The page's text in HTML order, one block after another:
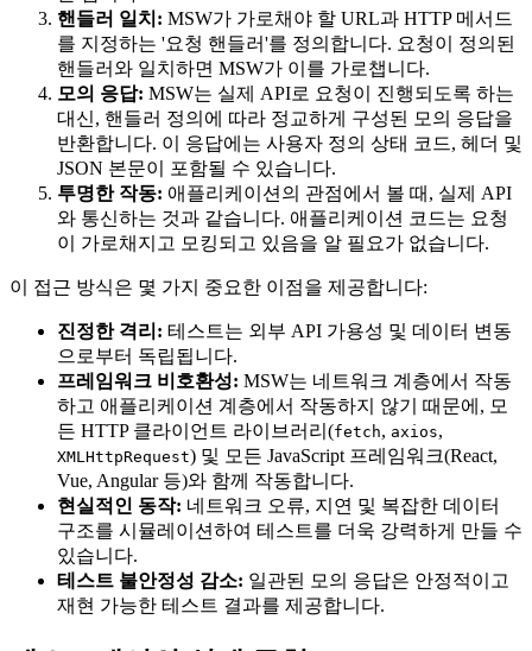
핸들러 일치: MSW가 가로채야 할 URL과 HTTP 메서드
를 지정하는 '요청 핸들러'를 정의합니다. 요청이 정의된
핸들러와 일치하면 MSW가 이를 가로챕니다.
모의 응답: MSW는 실제 API로 요청이 진행되도록 하는
대신, 핸들러 정의에 따라 정교하게 구성된 모의 응답을
반환합니다. 이 응답에는 사용자 정의 상태 코드, 헤더 및
JSON 본문이 포함될 수 있습니다.
투명한 작동: 애플리케이션의 관점에서 볼 때, 실제 API
와 통신하는 것과 같습니다. 애플리케이션 코드는 요청
이 가로채지고 모킹되고 있음을 알 필요가 없습니다.
이 접근 방식은 몇 가지 중요한 이점을 제공합니다:
진정한 격리: 테스트는 외부 API 가용성 및 데이터 변동
으로부터 독립됩니다.
프레임워크 비호환성: MSW는 네트워크 계층에서 작동
하고 애플리케이션 계층에서 작동하지 않기 때문에, 모
든 HTTP 클라이언트 라이브러리(fetch, axios,
XMLHttpRequest) 및 모든 JavaScript 프레임워크(React,
Vue, Angular 등)와 함께 작동합니다.
현실적인 동작: 네트워크 오류, 지연 및 복잡한 데이터
구조를 시뮬레이션하여 테스트를 더욱 강력하게 만들 수
있습니다.
테스트 불안정성 감소: 일관된 모의 응답은 안정적이고
재현 가능한 테스트 결과를 제공합니다.